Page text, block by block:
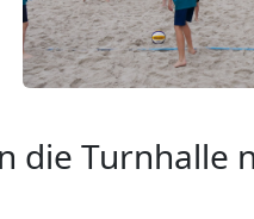
die Turnhalle